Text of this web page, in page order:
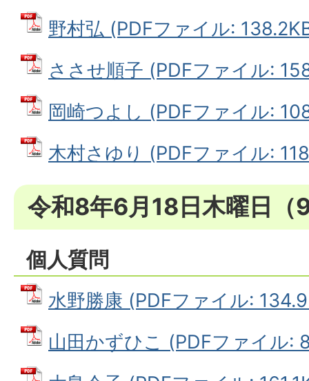
野村弘 (PDFファイル:
ささせ順子 (PDFファイル:
岡崎つよし (PDFファイル:
木村さゆり (PDFファイル:
令和8年6月18日木曜日（
個人質問
水野勝康 (PDFファイル:
山田かずひこ (PDFファイル: